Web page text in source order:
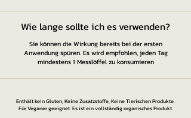
Wie lange sollte ich es verwenden?
Sie können die Wirkung bereits bei der ersten
Anwendung spüren. Es wird empfohlen, jeden Tag
mindestens 1 Messlöffel zu konsumieren
Enthält kein Gluten, Keine Zusatzstoffe, Keine Tierischen Produkte.
Für Veganer geeignet. Es ist ein vollständig organisches Produkt.